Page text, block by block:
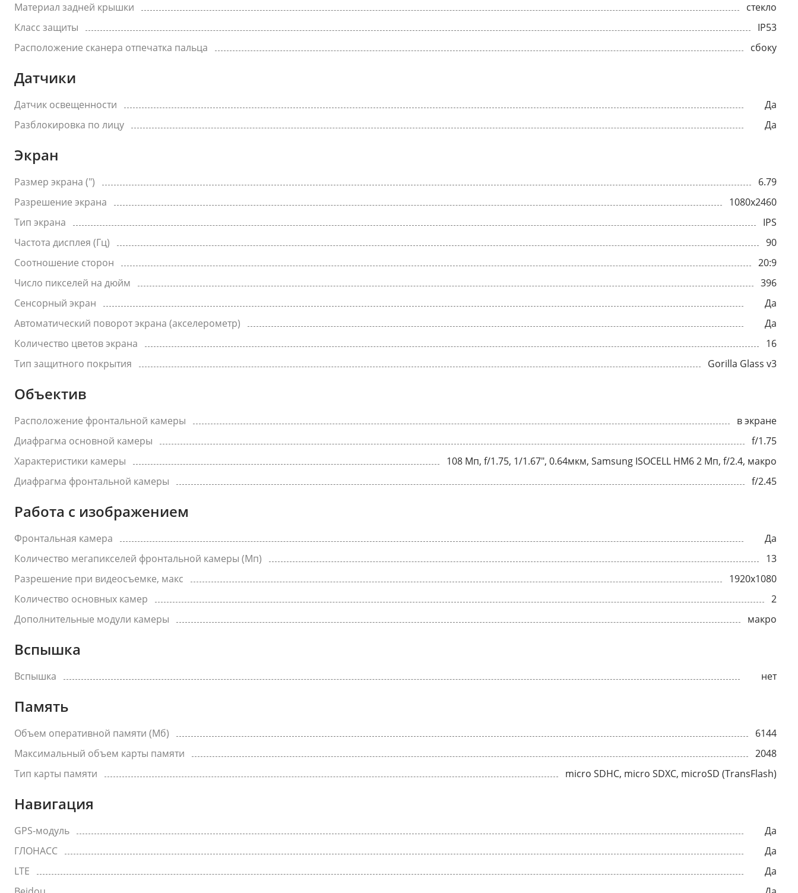
Материал задней крышки
стекло
Класс защиты
IP53
Расположение сканера отпечатка пальца
сбоку
Датчики
Датчик освещенности
Да
Разблокировка по лицу
Да
Экран
Размер экрана (")
6.79
Разрешение экрана
1080x2460
Тип экрана
IPS
Частота дисплея (Гц)
90
Соотношение сторон
20:9
Число пикселей на дюйм
396
Сенсорный экран
Да
Автоматический поворот экрана (акселерометр)
Да
Количество цветов экрана
16
Тип защитного покрытия
Gorilla Glass v3
Объектив
Расположение фронтальной камеры
в экране
Диафрагма основной камеры
f/1.75
Характеристики камеры
108 Мп, f/1.75, 1/1.67", 0.64мкм, Samsung ISOCELL HM6 2 Мп, f/2.4, макро
Диафрагма фронтальной камеры
f/2.45
Работа с изображением
Фронтальная камера
Да
Количество мегапикселей фронтальной камеры (Мп)
13
Разрешение при видеосъемке, макс
1920x1080
Количество основных камер
2
Дополнительные модули камеры
макро
Вспышка
Вспышка нет
Память
Объем оперативной памяти (Мб)
6144
Максимальный объем карты памяти
2048
Тип карты памяти
micro SDHC, micro SDXC, microSD (TransFlash)
Навигация
GPS-модуль
Да
ГЛОНАСС
Да
LTE
Да